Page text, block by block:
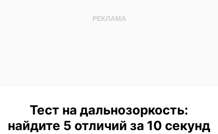
Тест на дальнозоркость:
найдите 5 отличий за 10 секунд